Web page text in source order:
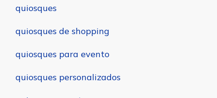
quiosques
quiosques de shopping
quiosques para evento
quiosques personalizados